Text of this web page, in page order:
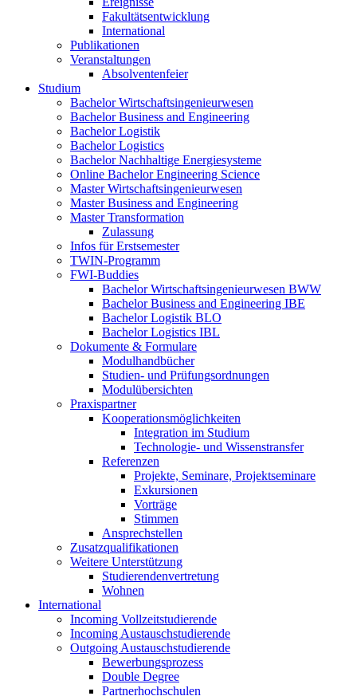
Fakultätsentwicklung
International
Publikationen
Veranstaltungen
Absolventenfeier
Studium
Bachelor Wirtschaftsingenieurwesen
Bachelor Business and Engineering
Bachelor Logistik
Bachelor Logistics
Bachelor Nachhaltige Energiesysteme
Online Bachelor Engineering Science
Master Wirtschaftsingenieurwesen
Master Business and Engineering
Master Transformation
Zulassung
Infos für Erstsemester
TWIN-Programm
FWI-Buddies
Bachelor Wirtschaftsingenieurwesen BWW
Bachelor Business and Engineering IBE
Bachelor Logistik BLO
Bachelor Logistics IBL
Dokumente & Formulare
Modulhandbücher
Studien- und Prüfungsordnungen
Modulübersichten
Praxispartner
Kooperationsmöglichkeiten
Integration im Studium
Technologie- und Wissenstransfer
Referenzen
Projekte, Seminare, Projektseminare
Exkursionen
Vorträge
Stimmen
Ansprechstellen
Zusatzqualifikationen
Weitere Unterstützung
Studierendenvertretung
Wohnen
International
Incoming Vollzeitstudierende
Incoming Austauschstudierende
Outgoing Austauschstudierende
Bewerbungsprozess
Double Degree
Partnerhochschulen